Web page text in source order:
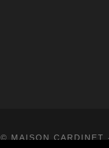
© MAISON CARDINET